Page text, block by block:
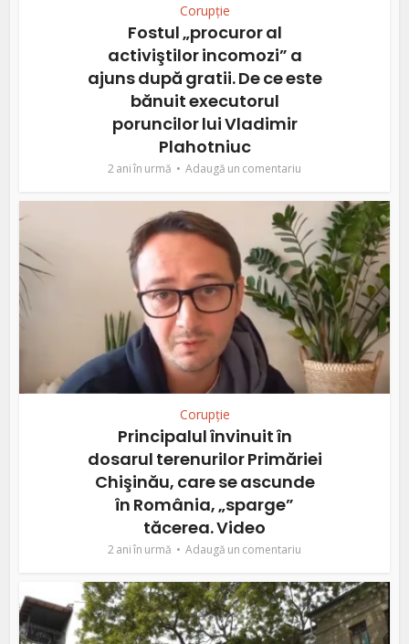
Corupție
Fostul „procuror al
activiştilor incomozi” a
ajuns după gratii. De ce este
bănuit executorul
poruncilor lui Vladimir
Plahotniuc
2 ani în urmă Adaugă un comentariu
Corupție
Principalul învinuit în
dosarul terenurilor Primăriei
Chişinău, care se ascunde
în România, „sparge”
tăcerea. Video
2 ani în urmă Adaugă un comentariu